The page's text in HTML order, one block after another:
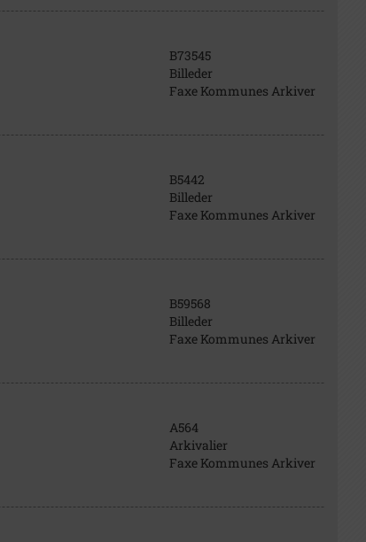
B73545
Billeder
Faxe Kommunes Arkiver
B5442
Billeder
Faxe Kommunes Arkiver
B59568
Billeder
Faxe Kommunes Arkiver
A564
Arkivalier
Faxe Kommunes Arkiver